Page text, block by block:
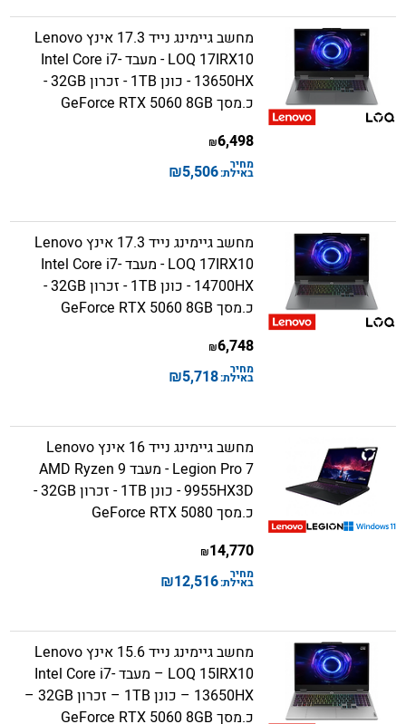
מחשב גיימינג נייד 17.3 אינץ Lenovo
LOQ 17IRX10 - מעבד Intel Core i7-
13650HX - כונן 1TB - זכרון 32GB -
כ.מסך GeForce RTX 5060 8GB
6,498
₪
מחיר
באילת:5,506
₪
מחשב גיימינג נייד 17.3 אינץ Lenovo
LOQ 17IRX10 - מעבד Intel Core i7-
14700HX - כונן 1TB - זכרון 32GB -
כ.מסך GeForce RTX 5060 8GB
6,748
₪
מחיר
באילת:5,718
₪
מחשב גיימינג נייד 16 אינץ Lenovo
Legion Pro 7 - מעבד AMD Ryzen 9
9955HX3D - כונן 1TB - זכרון 32GB -
כ.מסך GeForce RTX 5080
14,770
₪
מחיר
באילת:12,516
₪
מחשב גיימינג נייד 15.6 אינץ Lenovo
LOQ 15IRX10 – מעבד Intel Core i7-
13650HX – כונן 1TB – זכרון 32GB –
כ.מסך GeForce RTX 5060 8GB